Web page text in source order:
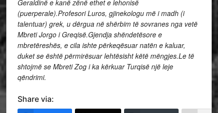
Geraldinë e kanë zënë ethet e lehonisë
(puerperale).Profesori Luros, gjinekologu më i madh (i
talentuar) grek, u dërgua në shërbim të sovranes nga vetë
Mbreti Jorgo i Greqisë.Gjendja shëndetësore e
mbretëreshës, e cila ishte përkeqësuar natën e kaluar,
duket se është përmirësuar lehtësisht këtë mëngjes.Le të
shtojmë se Mbreti Zog i ka kërkuar Turqisë një leje
qëndrimi.
Share via: